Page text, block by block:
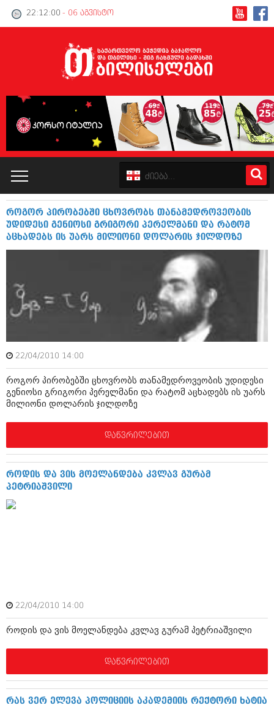
22:12:01 - 06 აგვისტო
ინტერვიუები
ამბები
საზოგადოება
მოდი, ვილაპარაკოთ
მოდა + დიზაინი
რელიგია
მედიცინა
ბელადები
ბიზნესსიახლეები
გვარები
თემიდას სასწორი
იუმორი
კატალოგი
ამბები
საზოგადოება
მოდი, ვილაპარაკოთ
მოდა + დიზაინი
რელიგია
კადრს მიღმა
კულინარია
თემიდას სასწორი
იუმორი
ჰოროსკოპი და შეუცნობელი
კრიმინალი
როგორ პირობებში ცხოვრობს თანამედროვეობის
უდიდესი გენიოსი გრიგორი პერელმანი და რატომ
აცხადებს ის უარს მილიონი დოლარის ჯილდოზე
22/04/2010 14:00
როგორ პირობებში ცხოვრობს თანამედროვეობის უდიდესი
გენიოსი გრიგორი პერელმანი და რატომ აცხადებს ის უარს
მილიონი დოლარის ჯილდოზე
დაწვრილებით
როდის და ვის მოელანდება კვლავ გურამ
პეტრიაშვილი
22/04/2010 14:00
როდის და ვის მოელანდება კვლავ გურამ პეტრიაშვილი
დაწვრილებით
რას ვერ ელევა პოლიციის აკადემიის რექტორი ხატია